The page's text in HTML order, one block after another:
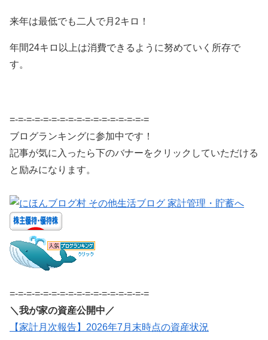
来年は最低でも二人で月2キロ！
年間24キロ以上は消費できるように努めていく所存で
す。
=-=-=-=-=-=-=-=-=-=-=-=-=-=-=-=-=
ブログランキングに参加中です！
記事が気に入ったら下のバナーをクリックしていただける
と励みになります。
=-=-=-=-=-=-=-=-=-=-=-=-=-=-=-=-=
＼我が家の資産公開中／
【家計月次報告】2026年7月末時点の資産状況